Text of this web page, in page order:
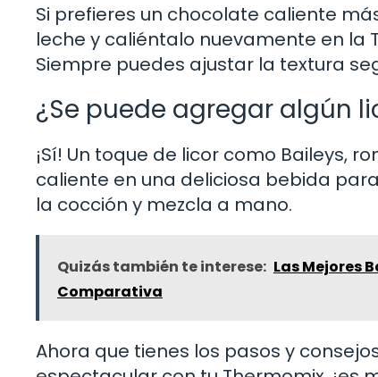
Si prefieres un chocolate caliente
leche y caliéntalo nuevamente en la
Siempre puedes ajustar la textura
¿Se puede agregar algún
¡Sí! Un toque de licor como Baileys,
caliente en una deliciosa bebida
la cocción y mezcla a mano.
Quizás también te interese: Las Mejores
Comparativa
Ahora que tienes los pasos y